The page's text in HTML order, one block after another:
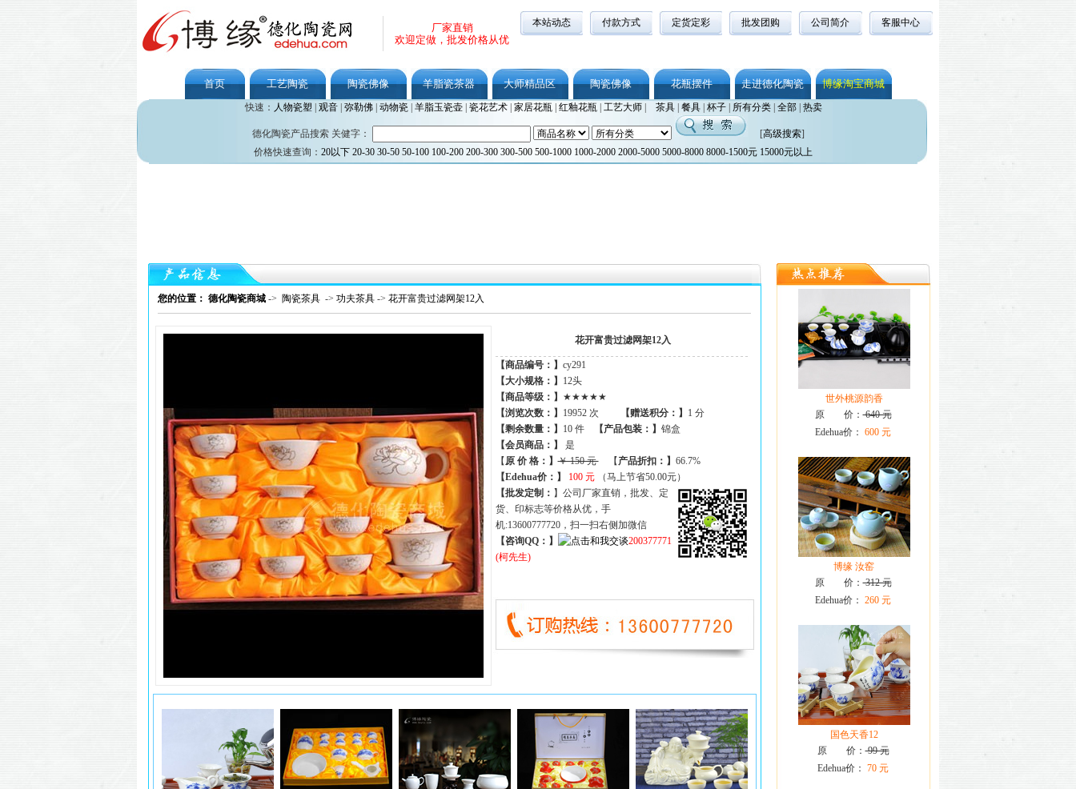
厂家直销
欢迎定做，批发价格从优
本站动态 付款方式 定货定彩 批发团购 公司简介 客服中心
首页 工艺陶瓷 陶瓷佛像 羊脂瓷茶器 大师精品区 陶瓷佛像 花瓶摆件 走进德化陶瓷 博缘淘宝商城
快速： 人物瓷塑 观音| 弥勒佛| 动物瓷| 羊脂玉瓷壶| 瓷花艺术| 家居花瓶| 红釉花瓶| 工艺大师| 茶具| 餐具| 杯子| 所有分类| 全部| 热卖
德化陶瓷产品搜索 关健字： [高级搜索]
价格快速查询： 20以下 20-30 30-50 50-100 100-200 200-300 300-500 500-1000 1000-2000 2000-5000 5000-8000 8000-1500元 15000元以上
您的位置： 德化陶瓷商城 -> 陶瓷茶具 -> 功夫茶具 -> 花开富贵过滤网架12入
花开富贵过滤网架12入
【商品编号：】 cy291
【大小规格：】
12头
【商品等级：】
★★★★★
【浏览次数：】 19952 次 【赠送积分：】
1 分
【剩余数量：】 10 件【产品包装：】 锦盒
【会员商品： 】
是
【 原 价 格： 】￥ 150 元【 产品折扣： 】 66.7%
【Edehua价：】
100 元
（马上节省50.00元）
【批发定制： 】公司厂家直销，批发、定
货、印标志等价格从优，手
机:13600777720，扫一扫右侧加微信
【咨询QQ：】
200377771
(柯先生)
世外桃源韵香
原 价：640 元
Edehua价： 600 元
博缘 汝窑
原 价：312 元
Edehua价： 260 元
国色天香12
原 价：99 元
Edehua价： 70 元